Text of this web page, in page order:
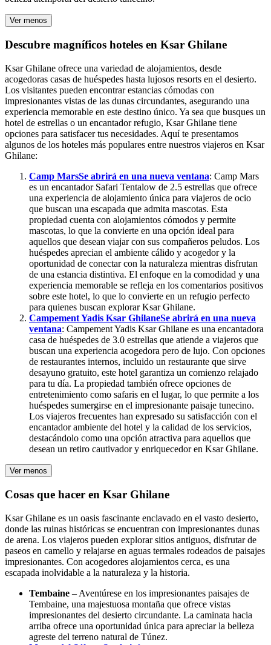
Ver menos
Descubre magníficos hoteles en Ksar Ghilane
Ksar Ghilane ofrece una variedad de alojamientos, desde
acogedoras casas de huéspedes hasta lujosos resorts en el desierto.
Los visitantes pueden encontrar estancias cómodas con
impresionantes vistas de las dunas circundantes, asegurando una
experiencia memorable en este destino único. Ya sea que busques un
hotel de estrellas o un encantador refugio, Ksar Ghilane tiene
opciones para satisfacer tus necesidades. Aquí te presentamos
algunos de los hoteles más populares entre nuestros viajeros en Ksar
Ghilane:
Camp MarsSe abrirá en una nueva ventana: Camp Mars
es un encantador Safari Tentalow de 2.5 estrellas que ofrece
una experiencia de alojamiento única para viajeros de ocio
que buscan una escapada que admita mascotas. Esta
propiedad cuenta con alojamientos cómodos y permite
mascotas, lo que la convierte en una opción ideal para
aquellos que desean viajar con sus compañeros peludos. Los
huéspedes aprecian el ambiente cálido y acogedor y la
oportunidad de conectar con la naturaleza mientras disfrutan
de una estancia distintiva. El enfoque en la comodidad y una
experiencia memorable se refleja en los comentarios positivos
sobre este hotel, lo que lo convierte en un refugio perfecto
para quienes buscan explorar Ksar Ghilane.
Campement Yadis Ksar GhilaneSe abrirá en una nueva
ventana: Campement Yadis Ksar Ghilane es una encantadora
casa de huéspedes de 3.0 estrellas que atiende a viajeros que
buscan una experiencia acogedora pero de lujo. Con opciones
de restaurantes internos, incluido un restaurante que sirve
desayuno gratuito, este hotel garantiza un comienzo relajado
para tu día. La propiedad también ofrece opciones de
entretenimiento como safaris en el lugar, lo que permite a los
huéspedes sumergirse en el impresionante paisaje tunecino.
Los viajeros frecuentes han expresado su satisfacción con el
encantador ambiente del hotel y la calidad de los servicios,
destacándolo como una opción atractiva para aquellos que
desean un retiro cautivador y enriquecedor en Ksar Ghilane.
Ver menos
Cosas que hacer en Ksar Ghilane
Ksar Ghilane es un oasis fascinante enclavado en el vasto desierto,
donde las ruinas históricas se encuentran con impresionantes dunas
de arena. Los viajeros pueden explorar sitios antiguos, disfrutar de
paseos en camello y relajarse en aguas termales rodeados de paisajes
impresionantes. Con acogedores alojamientos cerca, es una
escapada inolvidable a la naturaleza y la historia.
Tembaine – Aventúrese en los impresionantes paisajes de
Tembaine, una majestuosa montaña que ofrece vistas
impresionantes del desierto circundante. La caminata hacia
arriba ofrece una oportunidad única para apreciar la belleza
agreste del terreno natural de Túnez.